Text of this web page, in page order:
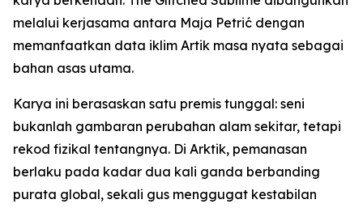
melalui kerjasama antara Maja Petrić dengan
memanfaatkan data iklim Artik masa nyata sebagai
bahan asas utama.
Karya ini berasaskan satu premis tunggal: seni
bukanlah gambaran perubahan alam sekitar, tetapi
rekod fizikal tentangnya. Di Arktik, pemanasan
berlaku pada kadar dua kali ganda berbanding
purata global, sekali gus menggugat kestabilan